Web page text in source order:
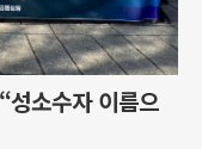
소수자 이름으